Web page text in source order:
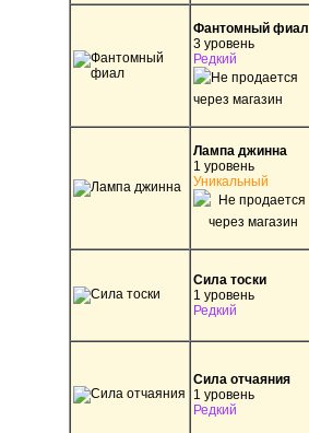
Фантомный фиал
3 уровень
Редкий
Лампа джинна
1 уровень
Уникальный
Сила тоски
1 уровень
Редкий
Сила отчаяния
1 уровень
Редкий